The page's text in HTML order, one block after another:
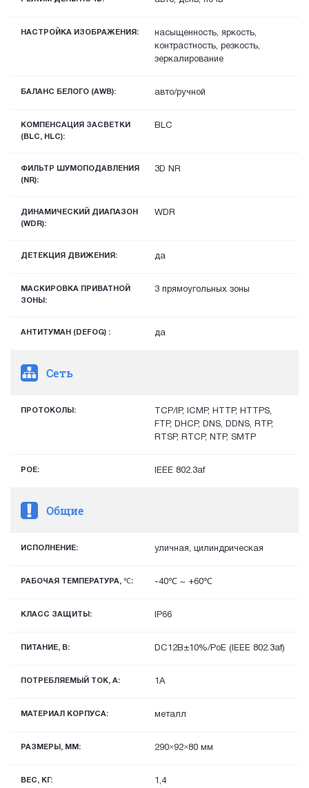
НАСТРОЙКА ИЗОБРАЖЕНИЯ:
насыщенность, яркость,
контрастность, резкость,
зеркалирование
БАЛАНС БЕЛОГО (AWB): авто/ручной
КОМПЕНСАЦИЯ ЗАСВЕТКИ
(BLC, HLC):
BLC
ФИЛЬТР ШУМОПОДАВЛЕНИЯ
(NR):
3D NR
ДИНАМИЧЕСКИЙ ДИАПАЗОН
(WDR):
WDR
ДЕТЕКЦИЯ ДВИЖЕНИЯ: да
МАСКИРОВКА ПРИВАТНОЙ
ЗОНЫ:
3 прямоугольных зоны
АНТИТУМАН (DEFOG) : да
Сеть
ПРОТОКОЛЫ:
TCP/IP, ICMP, HTTP, HTTPS,
FTP, DHCP, DNS, DDNS, RTP,
RTSP, RTCP, NTP, SMTP
POE: IEEE 802.3af
Общие
ИСПОЛНЕНИЕ: уличная, цилиндрическая
РАБОЧАЯ ТЕМПЕРАТУРА, ℃: -40℃ ~ +60℃
КЛАСС ЗАЩИТЫ: IP66
ПИТАНИЕ, В: DC12В±10%/PoE (IEEE 802.3af)
ПОТРЕБЛЯЕМЫЙ ТОК, А: 1А
МАТЕРИАЛ КОРПУСА: металл
РАЗМЕРЫ, ММ: 290×92×80 мм
ВЕС, КГ: 1,4